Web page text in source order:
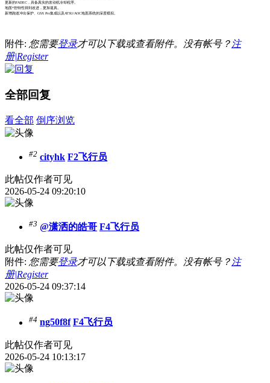
更新的FADEC，具备真实的发动机冷却程序。
地面*控特性得到改进，更加逼真。
新增跑道冲出保护、GSX Pro集成以及ATSU/AOC地面系统的深度模拟。
附件: 您需要登录才可以下载或查看附件。没有帐号？ 注
册|Register
全部回复
看全部 倒序浏览
#2 cityhk F2飞行员
此帖仅作者可见
2026-05-24 09:20:10
#3 @潇洒的皓哥 F4飞行员
此帖仅作者可见
附件: 您需要登录才可以下载或查看附件。没有帐号？ 注
册|Register
2026-05-24 09:37:14
#4 ng50f8f F4飞行员
此帖仅作者可见
2026-05-24 10:13:17